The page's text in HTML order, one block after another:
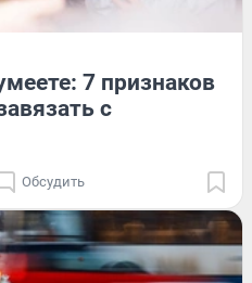
7 признаков
с
Обсудить